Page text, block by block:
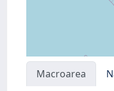
Macroarea